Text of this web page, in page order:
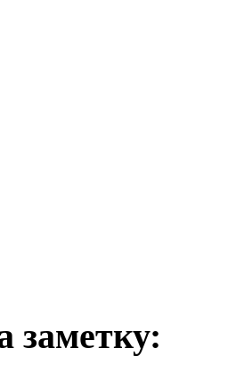
заметку: